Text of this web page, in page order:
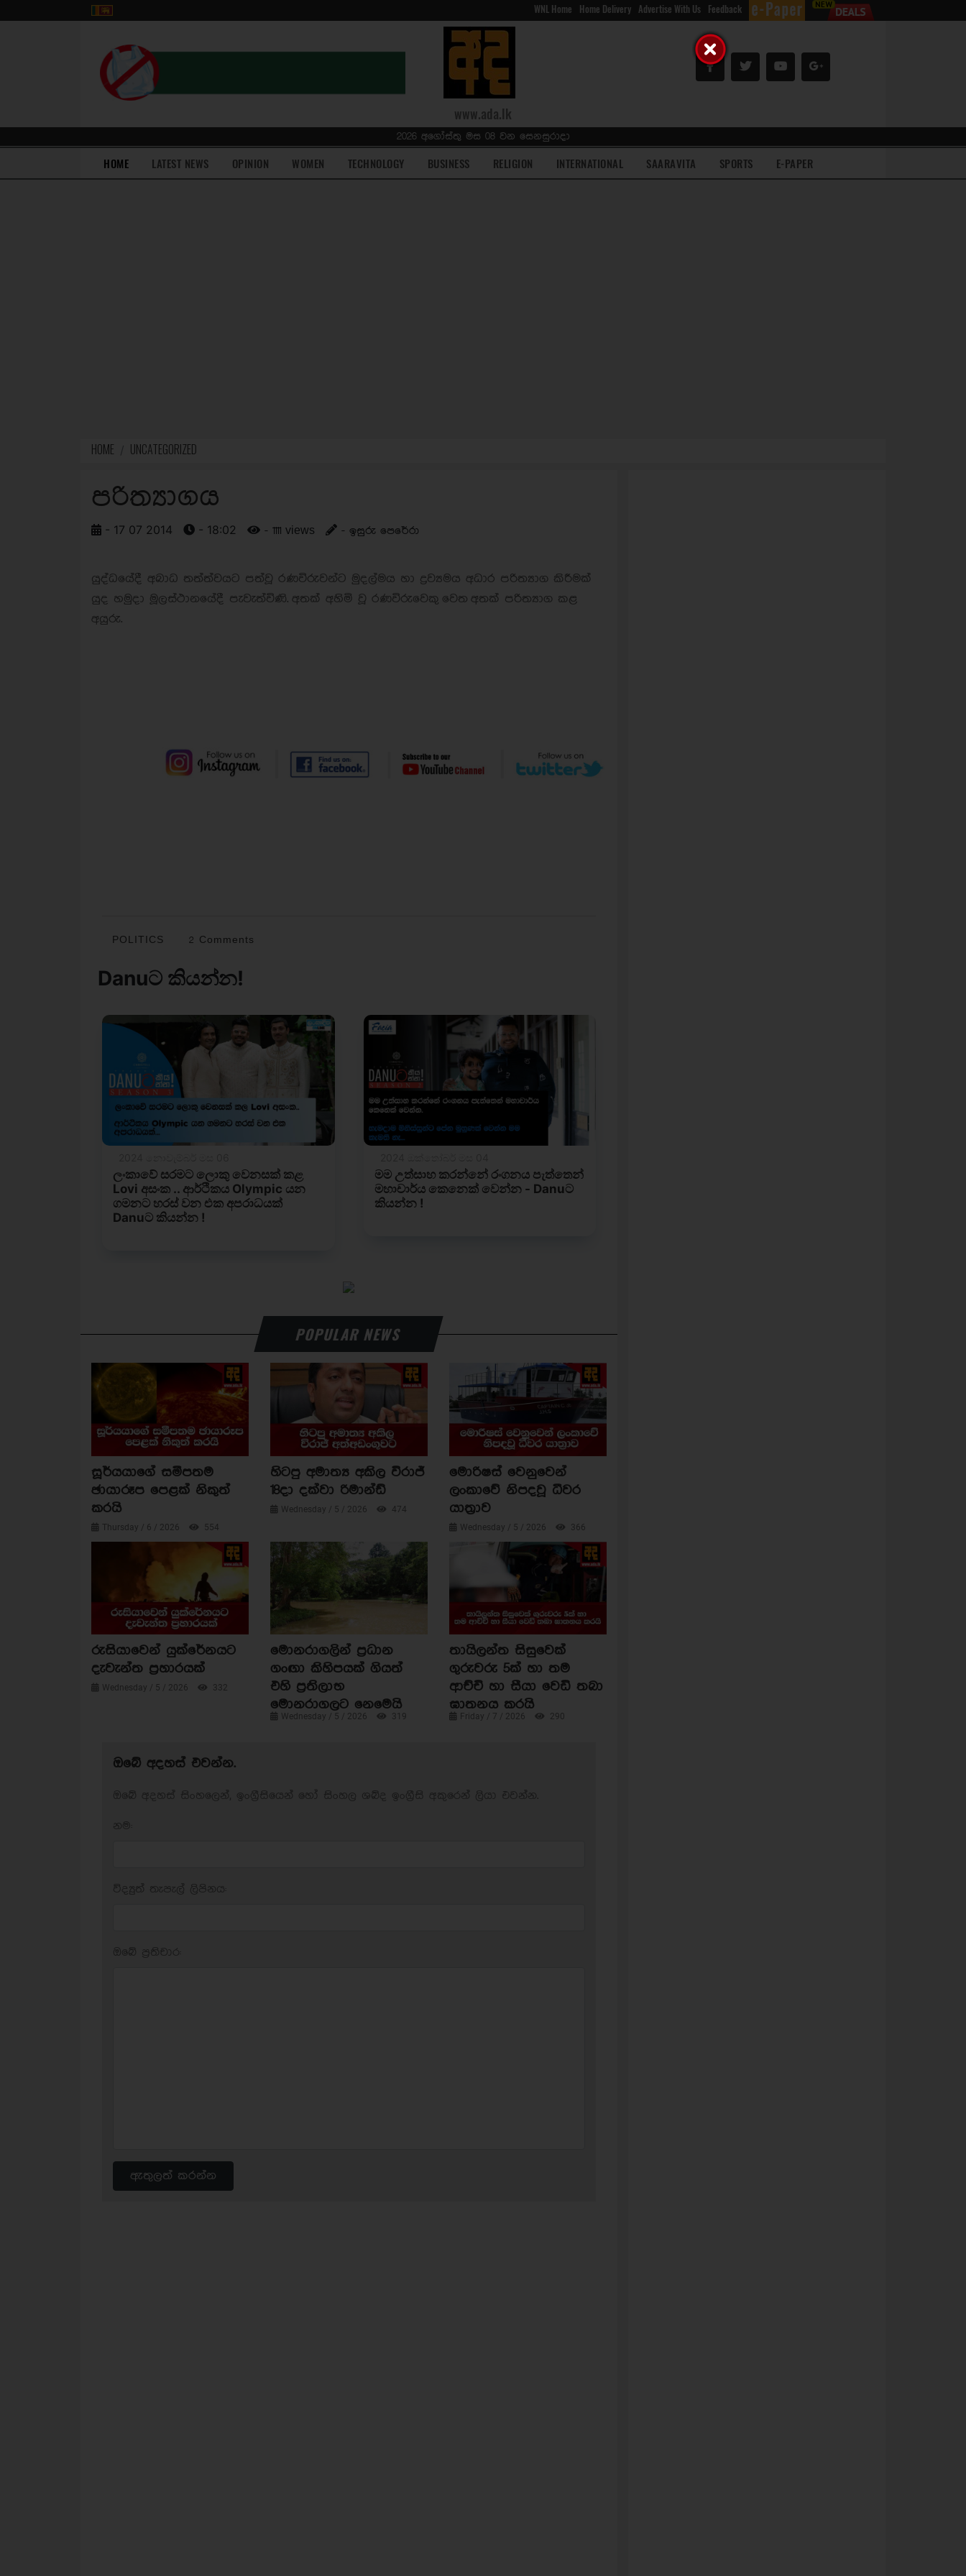
WNL Home Home Delivery Advertise With Us Feedback
www.ada.lk
2026 අගෝස්තු මස 08 වන සෙනසුරාදා
HOME(current)LATEST NEWS OPINION WOMEN TECHNOLOGY BUSINESS RELIGION INTERNATIONAL SAARAVITA SPORTS E-PAPER
HOME UNCATEGORIZED
පරිත්‍යාගය
- 17 07 2014 - 18:02 - 1111 views - ඉසුරු පෙරේරා
යුද්ධයේදී අබාධ තත්ත්වයට පත්වූ රණවිරුවන්ට මුදල්මය හා ද්‍රව්‍යමය අධාර පරිත්‍යාග කිරීමක්
යුද හමුදා මූලස්ථානයේදී පැවැත්විණි. අතක් අහිමි වූ රණවිරුවෙකු වෙත අතක් පරිත්‍යාග කළ
අයුරු.
POLITICS 2 Comments
POPULAR NEWS
සූර්යයාගේ සමීපතම
ඡායාරූප පෙළක් නිකුත්
කරයි
Thursday / 6 / 2026 554
හිටපු අමාත්‍ය අකිල විරාජ්
18දා දක්වා රිමාන්ඩ්
Wednesday / 5 / 2026 474
මොරිෂස් වෙනුවෙන්
ලංකාවේ නිපදවූ ධීවර
යාත්‍රාව
Wednesday / 5 / 2026 366
රුසියාවෙන් යුක්රේනයට
දැවැන්ත ප්‍රහාරයක්
Wednesday / 5 / 2026 332
මොනරාගලින් ප්‍රධාන
ගංඟා කිහිපයක් ගියත්
එහි ප්‍රතිලාභ
මොනරාගලට නෙමෙයි
Wednesday / 5 / 2026 319
තායිලන්ත සිසුවෙක්
ගුරුවරු 5ක් හා තම
ආච්චි හා සීයා වෙඩි තබා
ඝාතනය කරයි
Friday / 7 / 2026 290
ඔබේ අදහස් එවන්න.
ඇතුලත් කරන්න